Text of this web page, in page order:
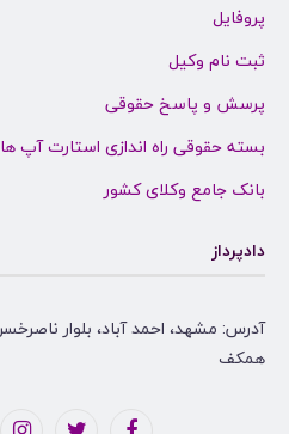
پروفایل
ثبت نام وکیل
پرسش و پاسخ حقوقی
بسته حقوقی راه اندازی استارت آپ ها
بانک جامع وکلای کشور
دادپرداز
همکف